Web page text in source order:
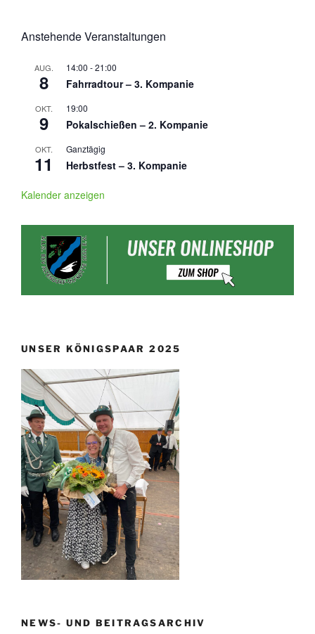
Anstehende Veranstaltungen
AUG.
8
14:00 -21:00
Fahrradtour – 3. Kompanie
OKT.
9
19:00
Pokalschießen – 2. Kompanie
OKT.
11
Ganztägig
Herbstfest – 3. Kompanie
Kalender anzeigen
UNSER KÖNIGSPAAR 2025
NEWS- UND BEITRAGSARCHIV